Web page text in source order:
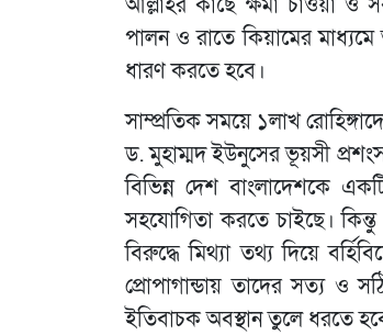
পালন ও রাতে কিয়ামের
ধারণ করতে হবে।
সাম্প্রতিক সময়ে ১লাখ
ড. মুহাম্মদ ইউনুসের ভূয়সী
বিভিন্ন দেশ বাংলাদেশকে
সহযোগিতা করতে চাইছে।
বিরুদ্ধে মিথ্যা তথ্য দিয়ে
প্রোপাগান্ডায় তাদের সত্য ও
ইতিবাচক অবস্থান তুলে ধরতে